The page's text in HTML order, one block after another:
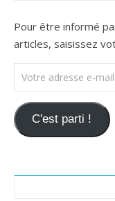
Pour être informé
articles, saisissez
Votre adresse e-mail
C'est parti !